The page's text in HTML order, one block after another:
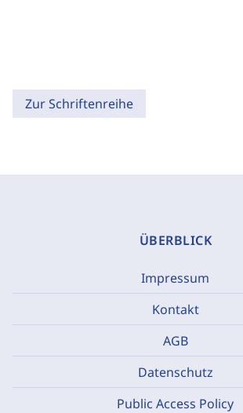
Zur Schriftenreihe
ÜBERBLICK
Impressum
Kontakt
AGB
Datenschutz
Public Access Policy